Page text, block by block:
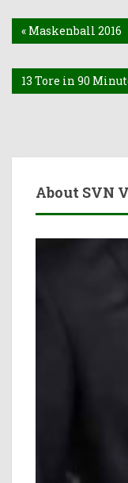
« Maskenball 2016
13 Tore in 90
About SVN